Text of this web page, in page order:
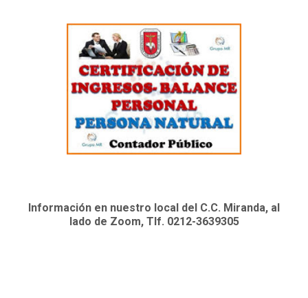
Información en nuestro local del C.C. Miranda, al
lado de Zoom, Tlf. 0212-3639305